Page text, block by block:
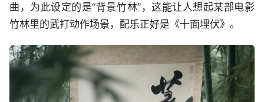
曲，为此设定的是“背景竹林”，这能让人想起某部电影
竹林里的武打动作场景，配乐正好是《十面埋伏》。